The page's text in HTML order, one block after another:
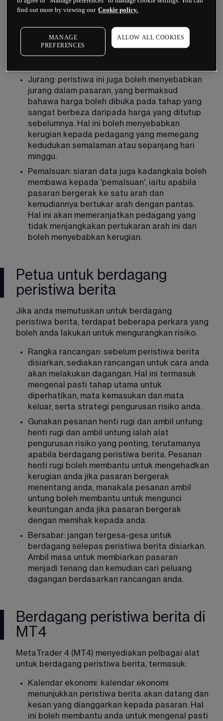
menyebabkan turun naik yang ketara dalam
harga yang besar. Hal ini boleh menyukarkan
untuk melaksanakan dagangan pada harga
yang diingini dan boleh menyebabkan kerugian
Jurang: peristiwa ini juga boleh menyebabkan
jurang dalam pasaran, yang bermaksud
bahawa harga boleh dibuka pada tahap yang
sangat berbeza daripada harga yang ditutup
sebelumnya. Hal ini boleh menyebabkan
kerugian kepada pedagang yang memegang
kedudukan semalaman atau sepanjang hari
minggu.
Pemalsuan: siaran data juga kadangkala boleh
membawa kepada 'pemalsuan', iaitu apabila
pasaran bergerak ke satu arah dan
kemudiannya bertukar arah dengan pantas.
Hal ini akan memeranjatkan pedagang yang
tidak menjangkakan pertukaran arah ini dan
boleh menyebabkan kerugian.
Petua untuk berdagang
peristiwa berita
Jika anda memutuskan untuk berdagang
peristiwa berita, terdapat beberapa perkara yang
boleh anda lakukan untuk mengurangkan risiko.
Rangka rancangan: sebelum peristiwa berita
disiarkan, sediakan rancangan untuk cara anda
akan melakukan dagangan. Hal ini termasuk
mengenal pasti tahap utama untuk
diperhatikan, mata kemasukan dan mata
keluar, serta strategi pengurusan risiko anda.
Gunakan pesanan henti rugi dan ambil untung:
henti rugi dan ambil untung ialah alat
pengurusan risiko yang penting, terutamanya
apabila berdagang peristiwa berita. Pesanan
henti rugi boleh membantu untuk mengehadkan
kerugian anda jika pasaran bergerak
menentang anda, manakala pesanan ambil
untung boleh membantu untuk mengunci
keuntungan anda jika pasaran bergerak
dengan memihak kepada anda.
Bersabar: jangan tergesa-gesa untuk
berdagang selepas peristiwa berita disiarkan.
Ambil masa untuk membiarkan pasaran
menjadi tenang dan kemudian cari peluang
dagangan berdasarkan rancangan anda.
Berdagang peristiwa berita di
MT4
MetaTrader 4 (MT4) menyediakan pelbagai alat
untuk berdagang peristiwa berita, termasuk:
Kalendar ekonomi: kalendar ekonomi
menunjukkan peristiwa berita akan datang dan
kesan yang dianggarkan kepada pasaran. Hal
ini boleh membantu anda untuk mengenal pasti
find out more by viewing our Cookie policy.
MANAGE
PREFERENCES
ALLOW ALL COOKIES